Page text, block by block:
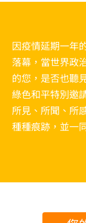
因疫情延期一年
落幕，當世界政
的您，是否也聽
綠色和平特別邀
所見、所聞、所
種種痕跡，並一